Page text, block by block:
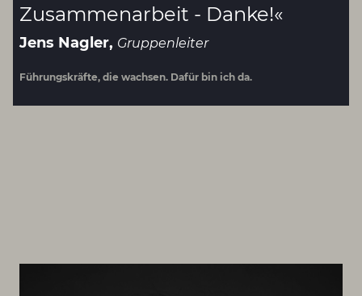
Zusammenarbeit - Danke!«
Jens Nagler, Gruppenleiter
Führungskräfte, die wachsen. Dafür bin ich da.